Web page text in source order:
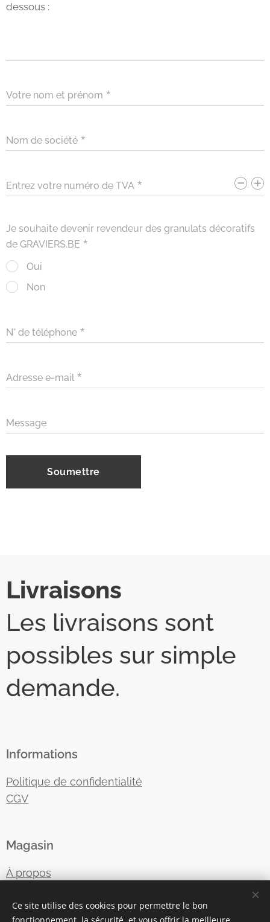
dessous :
Votre nom et prénom
Nom de société
Entrez votre numéro de TVA
Je souhaite devenir revendeur des granulats décoratifs
de GRAVIERS.BE
Oui
Non
N° de téléphone
Adresse e-mail
Message
Soumettre
Livraisons
Les livraisons sont
possibles sur simple
demande.
Informations
Politique de confidentialité
CGV
Magasin
À propos
Ce site utilise des cookies pour permettre le bon